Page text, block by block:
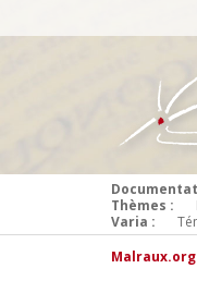
Thèmes :
Varia :
Malraux.org